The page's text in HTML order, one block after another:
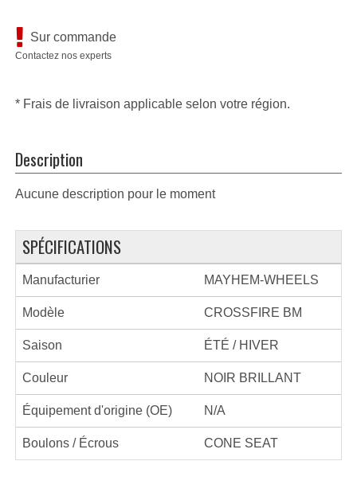
Sur commande
Contactez nos experts
* Frais de livraison applicable selon votre région.
Description
Aucune description pour le moment
SPÉCIFICATIONS
Manufacturier MAYHEM-WHEELS
Modèle CROSSFIRE BM
Saison ÉTÉ / HIVER
Couleur NOIR BRILLANT
Équipement d'origine (OE) N/A
Boulons / Écrous CONE SEAT